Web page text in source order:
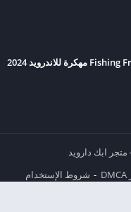
متجر ابك دارويد
شروط الإستخدام